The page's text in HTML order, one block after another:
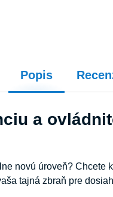
Popis
a
novú úroveň?
tajná zbraň pre